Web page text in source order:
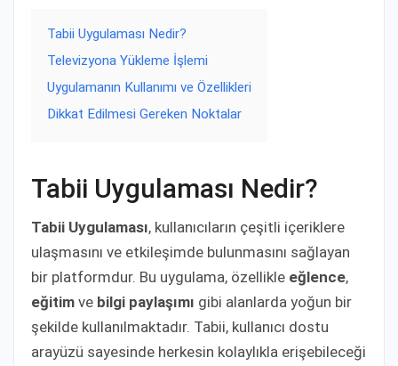
Tabii Uygulaması Nedir?
Televizyona Yükleme İşlemi
Uygulamanın Kullanımı ve Özellikleri
Dikkat Edilmesi Gereken Noktalar
Tabii Uygulaması Nedir?
Tabii Uygulaması, kullanıcıların çeşitli içeriklere
ulaşmasını ve etkileşimde bulunmasını sağlayan
bir platformdur. Bu uygulama, özellikle eğlence,
eğitim ve bilgi paylaşımı gibi alanlarda yoğun bir
şekilde kullanılmaktadır. Tabii, kullanıcı dostu
arayüzü sayesinde herkesin kolaylıkla erişebileceği